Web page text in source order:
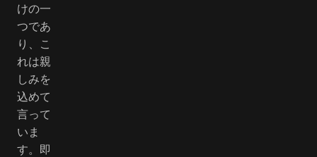
けの一
つであ
り、こ
れは親
しみを
込めて
言って
いま
す。即